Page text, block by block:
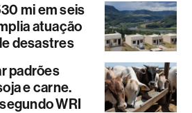
mi em seis
atuação
desastres
padrões
e carne.
WRI